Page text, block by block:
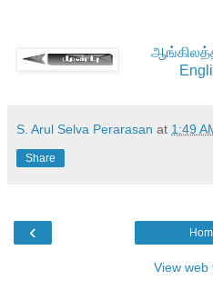
S. Arul Selva Perarasan at 1:49
Share
‹
View web